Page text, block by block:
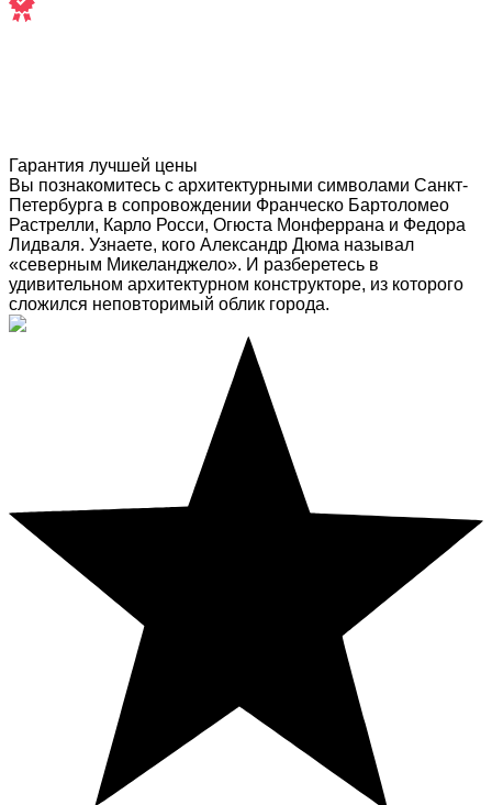
Гарантия лучшей цены
Вы познакомитесь с архитектурными символами Санкт-
Петербурга в сопровождении Франческо Бартоломео
Растрелли, Карло Росси, Огюста Монферрана и Федора
Лидваля. Узнаете, кого Александр Дюма называл
«северным Микеланджело». И разберетесь в
удивительном архитектурном конструкторе, из которого
сложился неповторимый облик города.